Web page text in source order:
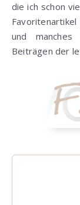
die ich schon
und
Beiträgen der